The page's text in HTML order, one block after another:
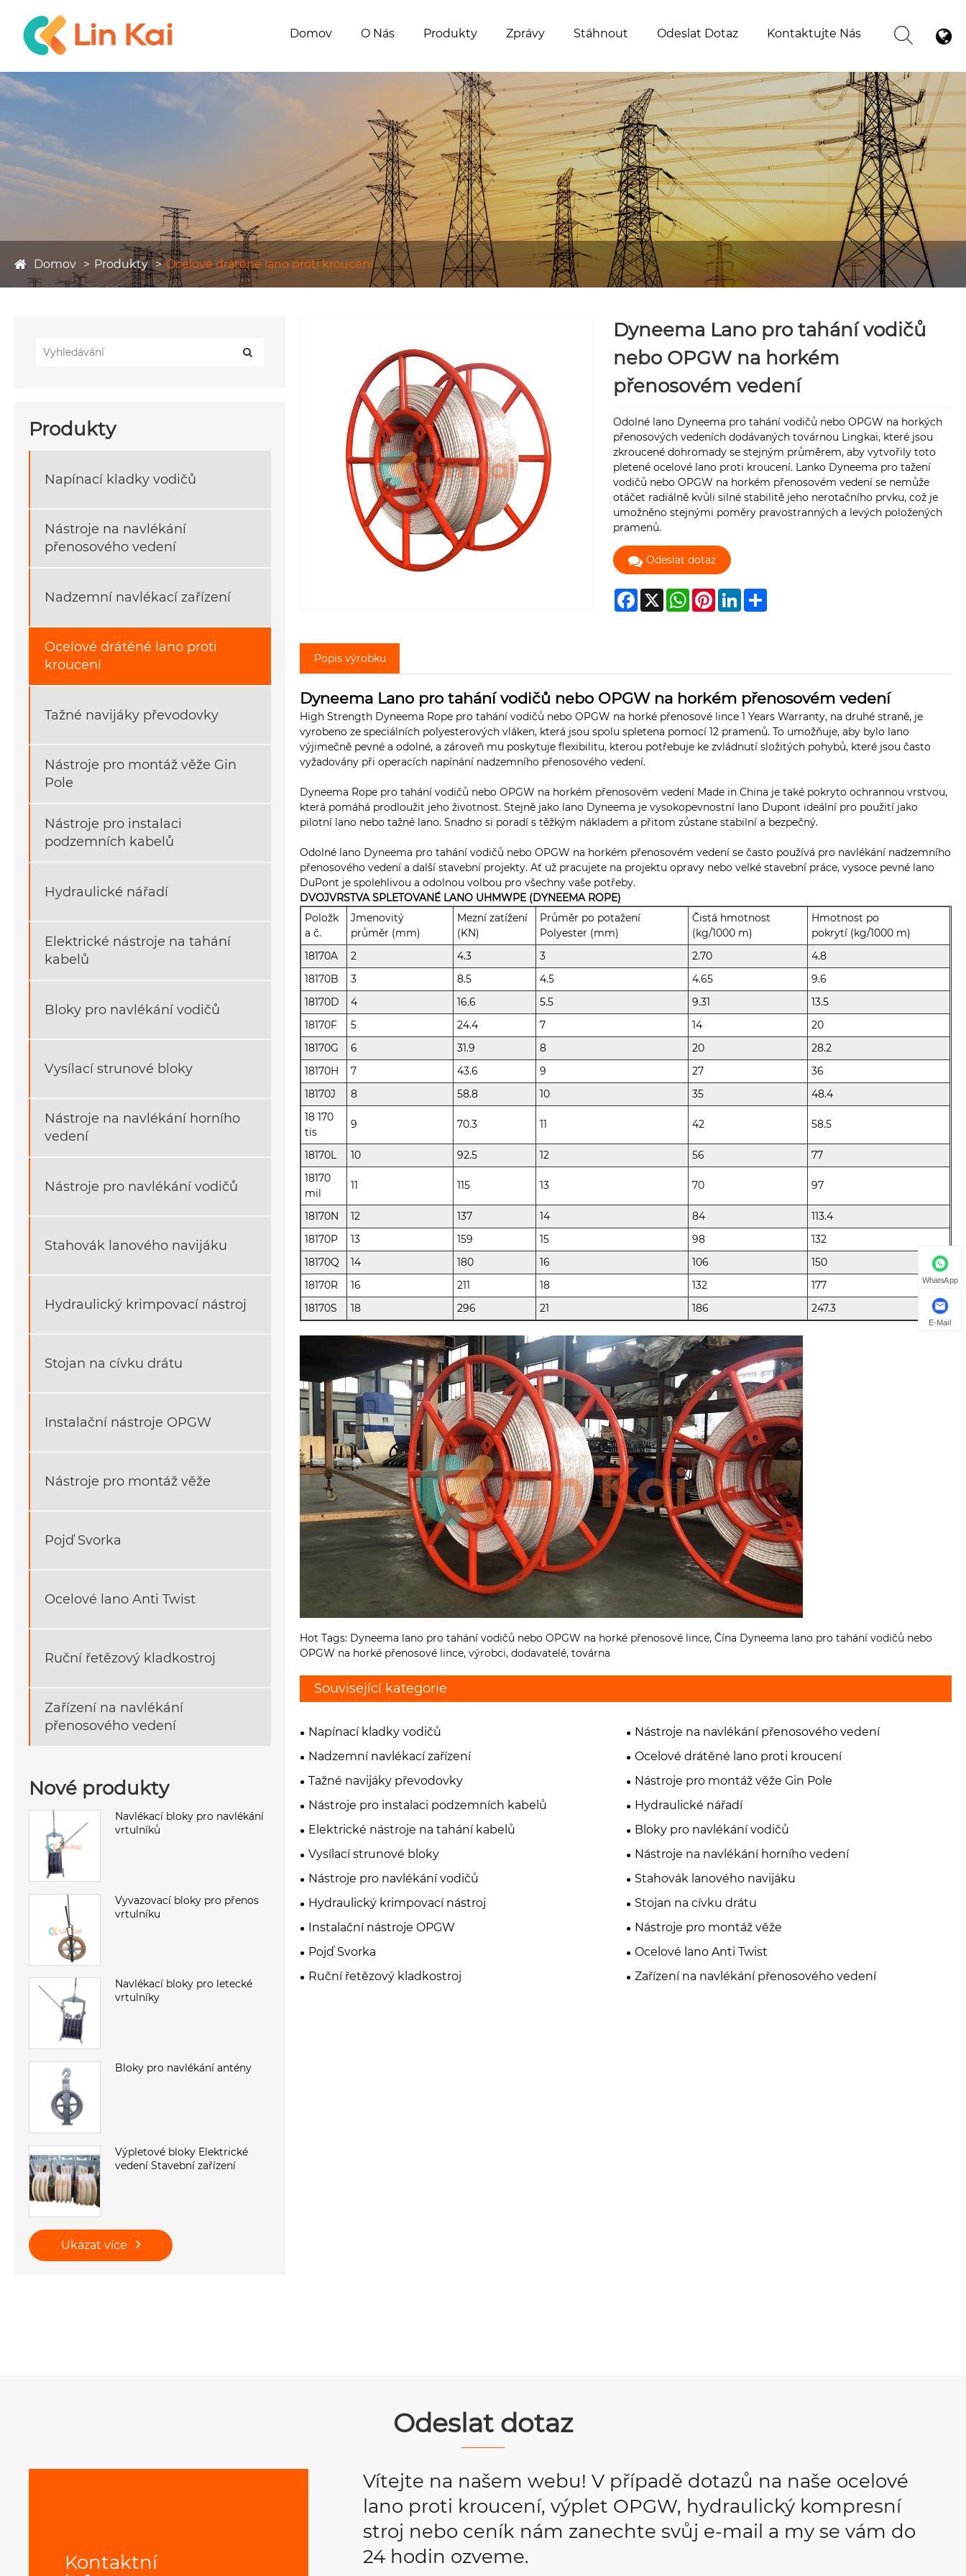
Domov O Nás Produkty Zprávy Stáhnout Odeslat Dotaz Kontaktujte Nás
Domov Produkty Ocelové drátěné lano proti kroucení
Produkty
Napínací kladky vodičů
Nástroje na navlékání
přenosového vedení
Nadzemní navlékací zařízení
Ocelové drátěné lano proti
kroucení
Tažné navijáky převodovky
Nástroje pro montáž věže Gin
Pole
Nástroje pro instalaci
podzemních kabelů
Hydraulické nářadí
Elektrické nástroje na tahání
kabelů
Bloky pro navlékání vodičů
Vysílací strunové bloky
Nástroje na navlékání horního
vedení
Nástroje pro navlékání vodičů
Stahovák lanového navijáku
Hydraulický krimpovací nástroj
Stojan na cívku drátu
Instalační nástroje OPGW
Nástroje pro montáž věže
Pojď Svorka
Ocelové lano Anti Twist
Ruční řetězový kladkostroj
Zařízení na navlékání
přenosového vedení
Nové produkty
Navlékací bloky pro navlékání
vrtulníků
Vyvazovací bloky pro přenos
vrtulníku
Navlékací bloky pro letecké
vrtulníky
Bloky pro navlékání antény
Výpletové bloky Elektrické
vedení Stavební zařízení
Ukázat více
Dyneema Lano pro tahání vodičů
nebo OPGW na horkém
přenosovém vedení
Odolné lano Dyneema pro tahání vodičů nebo OPGW na horkých
přenosových vedeních dodávaných továrnou Lingkai, které jsou
zkroucené dohromady se stejným průměrem, aby vytvořily toto
pletené ocelové lano proti kroucení. Lanko Dyneema pro tažení
vodičů nebo OPGW na horkém přenosovém vedení se nemůže
otáčet radiálně kvůli silné stabilitě jeho nerotačního prvku, což je
umožněno stejnými poměry pravostranných a levých položených
pramenů.
Odeslat dotaz
Facebook
X WhatsApp
PinterestLinkedInShare
Popis výrobku
Dyneema Lano pro tahání vodičů nebo OPGW na horkém přenosovém vedení
High Strength Dyneema Rope pro tahání vodičů nebo OPGW na horké přenosové lince 1 Years Warranty, na druhé straně, je
vyrobeno ze speciálních polyesterových vláken, která jsou spolu spletena pomocí 12 pramenů. To umožňuje, aby bylo lano
výjimečně pevné a odolné, a zároveň mu poskytuje flexibilitu, kterou potřebuje ke zvládnutí složitých pohybů, které jsou často
vyžadovány při operacích napínání nadzemního přenosového vedení.
Dyneema Rope pro tahání vodičů nebo OPGW na horkém přenosovém vedení Made in China je také pokryto ochrannou vrstvou,
která pomáhá prodloužit jeho životnost. Stejně jako lano Dyneema je vysokopevnostní lano Dupont ideální pro použití jako
pilotní lano nebo tažné lano. Snadno si poradí s těžkým nákladem a přitom zůstane stabilní a bezpečný.
Odolné lano Dyneema pro tahání vodičů nebo OPGW na horkém přenosovém vedení se často používá pro navlékání nadzemního
přenosového vedení a další stavební projekty. Ať už pracujete na projektu opravy nebo velké stavební práce, vysoce pevné lano
DuPont je spolehlivou a odolnou volbou pro všechny vaše potřeby.
DVOJVRSTVA SPLETOVANÉ LANO UHMWPE (DYNEEMA ROPE)
Položk
a č.
Jmenovitý
průměr (mm)
Mezní zatížení
(KN)
Průměr po potažení
Polyester (mm)
Čistá hmotnost
(kg/1000 m)
Hmotnost po
pokrytí (kg/1000 m)
18170A
2 4.3 3 2.70
4.8
18170B
3 8.5 4.5 4.65
9.6
18170D
4 16.6 5.5 9.31
13.5
18170F
5 24.4 7 14
20
18170G
6 31.9 8 20
28.2
18170H
7 43.6 9 27
36
18170J
8 58.8 10 35
48.4
18 170
tis
9 70.3 11 42 58.5
18170L 10 92.5 12 56
77
18170
mil
11 115 13 70 97
18170N 12 137 14 84
113.4
18170P
13 159 15 98
132
18170Q
14 180 16 106
150
18170R
16 211 18 132
177
18170S
18 296 21 186 247.3
Hot Tags: Dyneema lano pro tahání vodičů nebo OPGW na horké přenosové lince, Čína Dyneema lano pro tahání vodičů nebo
OPGW na horké přenosové lince, výrobci, dodavatelé, továrna
Související kategorie
Napínací kladky vodičů
Nástroje na navlékání přenosového vedení
Nadzemní navlékací zařízení
Ocelové drátěné lano proti kroucení
Tažné navijáky převodovky
Nástroje pro montáž věže Gin Pole
Nástroje pro instalaci podzemních kabelů
Hydraulické nářadí
Elektrické nástroje na tahání kabelů
Bloky pro navlékání vodičů
Vysílací strunové bloky
Nástroje na navlékání horního vedení
Nástroje pro navlékání vodičů
Stahovák lanového navijáku
Hydraulický krimpovací nástroj
Stojan na cívku drátu
Instalační nástroje OPGW
Nástroje pro montáž věže
Pojď Svorka
Ocelové lano Anti Twist
Ruční řetězový kladkostroj
Zařízení na navlékání přenosového vedení
Odeslat dotaz
Kontaktní
Vítejte na našem webu! V případě dotazů na naše ocelové
lano proti kroucení, výplet OPGW, hydraulický kompresní
stroj nebo ceník nám zanechte svůj e-mail a my se vám do
24 hodin ozveme.
WhatsApp
E-Mail